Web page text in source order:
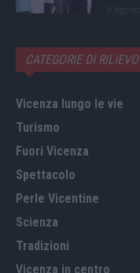
CATEGORIE DI RILIEVO
Vicenza lungo le vie
Turismo
Fuori Vicenza
Spettacolo
Perle Vicentine
Scienza
Tradizioni
Vicenza in centro